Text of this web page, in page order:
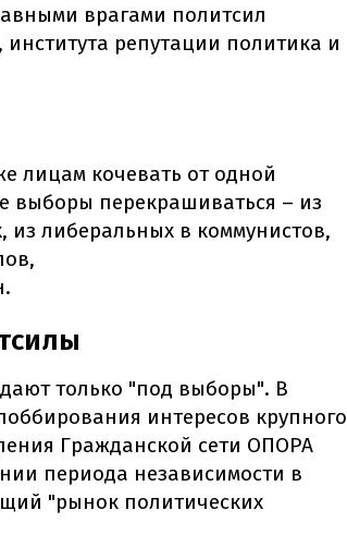
врагами политсил
института репутации политика и
лицам кочевать от одной
выборы перекрашиваться – из
из либеральных в коммунистов,
только "под выборы". В
интересов крупного
Гражданской сети ОПОРА
периода независимости в
"рынок политических